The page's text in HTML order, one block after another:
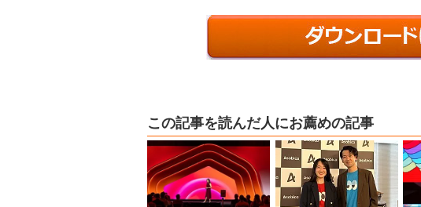
この記事を読んだ人にお薦めの記事